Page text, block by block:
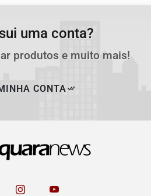
uma conta?
produtos e muito mais!
CONTA